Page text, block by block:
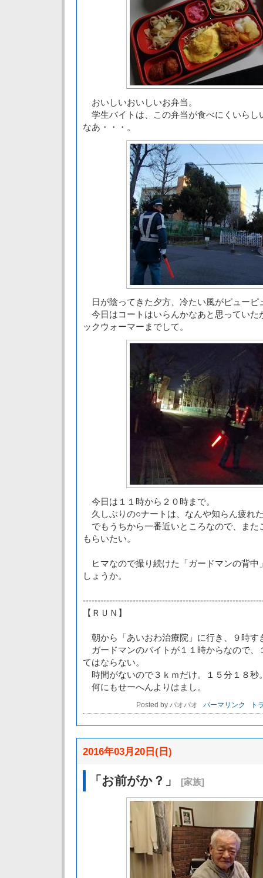
おいしいおいしいお弁当。
学生バイトは、この弁当が食べにくいらし
なあ・・・。
日が陰ってきた夕方、冷たい風がピューピ
今日はコートはいらんかなあと思っていた
ックウォーマーまでして。
今日は１１時から２０時まで。
久しぶりの○ナートは、なんや知らん疲れ
でもうちから一番近いところなので、また
もらいたい。
ヒマなので撮り続けた「ガードマンの背中
しょうか。
【ＲＵＮ】
朝から「あいおわ治療院」に行き、９時す
ガードマンのバイトが１１時からなので、
てはならない。
時間がないので３ｋｍだけ。１５分１８秒
何にもせーへんよりはまし。
Posted by パオパオ パーマリンク ト
2016年03月20日(日)
「お前がか？」 [家族]